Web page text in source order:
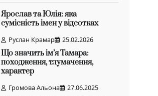
Ярослав та Юлія: яка
сумісність імен у відсотках
Руслан Крамар 25.02.2026
Що значить ім’я Тамара:
походження, тлумачення,
характер
Громова Альона 27.06.2025